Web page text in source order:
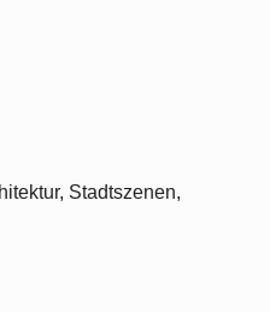
Stadtszenen,